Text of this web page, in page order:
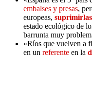
embalses y presas,
europeas,
estado ecológico de
barrunta muy
«Ríos que vuelven a
en un referente en la